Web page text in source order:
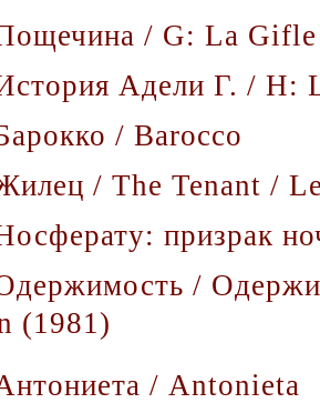
/ G: La Gifle
Адели Г. / H:
/ Barocco
/ The Tenant /
призрак
/
(1981)
/ Antonieta